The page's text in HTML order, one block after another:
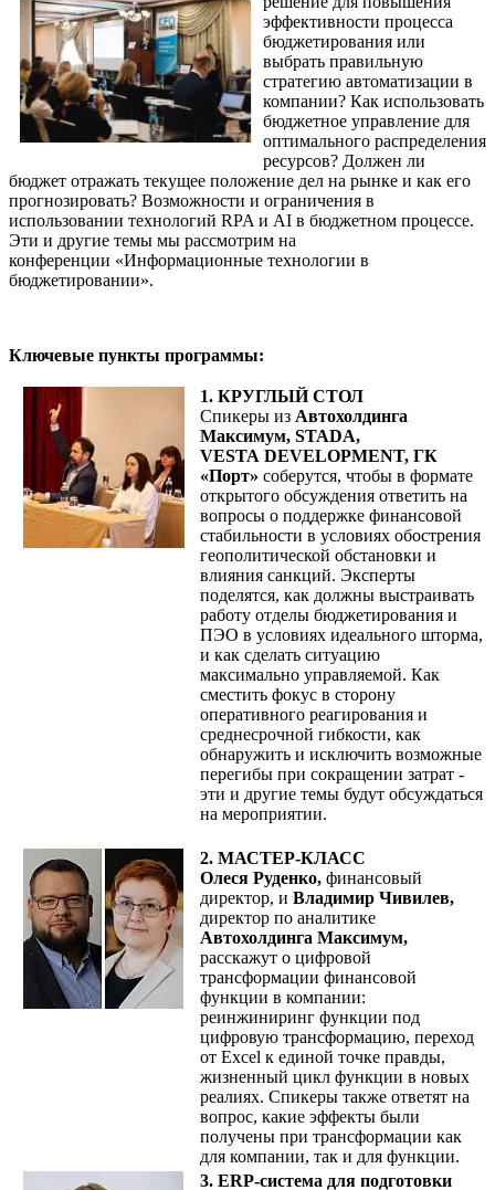
эффективности процесса
бюджетирования или
выбрать правильную
стратегию автоматизации в
компании? Как использовать
бюджетное управление для
оптимального распределения
ресурсов? Должен ли
бюджет отражать текущее положение дел на рынке и как его
прогнозировать? Возможности и ограничения в
использовании технологий RPA и AI в бюджетном процессе.
Эти и другие темы мы рассмотрим на
конференции «Информационные технологии в
бюджетировании».
Ключевые пункты программы:
1. КРУГЛЫЙ СТОЛ
Спикеры из Автохолдинга
Максимум, STADA,
VESTA DEVELOPMENT, ГК
«Порт» соберутся, чтобы в формате
открытого обсуждения ответить на
вопросы о поддержке финансовой
стабильности в условиях обострения
геополитической обстановки и
влияния санкций. Эксперты
поделятся, как должны выстраивать
работу отделы бюджетирования и
ПЭО в условиях идеального шторма,
и как сделать ситуацию
максимально управляемой. Как
сместить фокус в сторону
оперативного реагирования и
среднесрочной гибкости, как
обнаружить и исключить возможные
перегибы при сокращении затрат -
эти и другие темы будут обсуждаться
на мероприятии.
2. МАСТЕР-КЛАСС
Олеся Руденко, финансовый
директор, и Владимир Чивилев,
директор по аналитике
Автохолдинга Максимум,
расскажут о цифровой
трансформации финансовой
функции в компании:
реинжиниринг функции под
цифровую трансформацию, переход
от Excel к единой точке правды,
жизненный цикл функции в новых
реалиях. Спикеры также ответят на
вопрос, какие эффекты были
получены при трансформации как
для компании, так и для функции.
3. ERP-система для подготовки